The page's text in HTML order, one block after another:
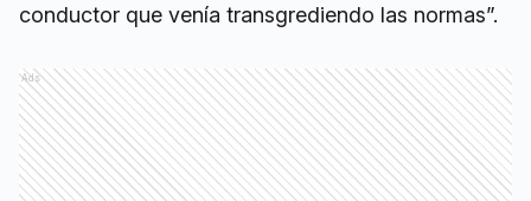
conductor que venía transgrediendo las normas”.
Ads